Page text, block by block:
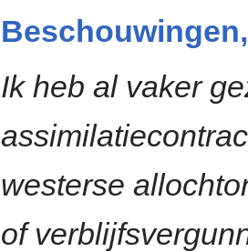
Ik heb al vaker
westerse
of